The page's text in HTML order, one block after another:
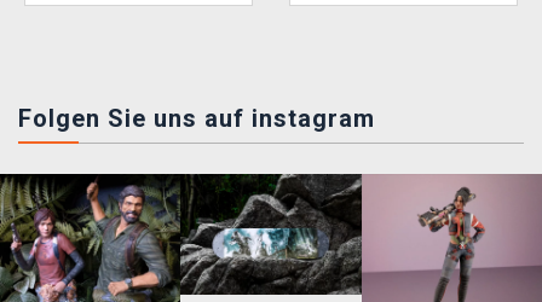
Folgen Sie uns auf instagram